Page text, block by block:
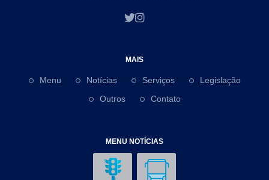
MAIS
Menu Notícias Serviços
Legislação
Outros
Contato
MENU NOTÍCIAS